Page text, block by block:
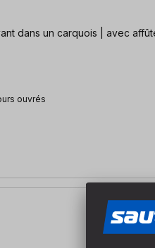
dans un carquois | avec
ouvrés